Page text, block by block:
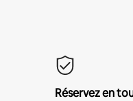
Réservez en